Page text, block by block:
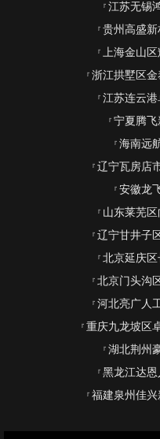
江苏无锡
贵州高盛新
上海金山区
浙江拱墅区金
江苏连云港
宁夏腾飞
海南远
辽宁瓦房店
安徽龙
山东莱芜区
辽宁甘井子
北京延庆区
北京门头沟
河北亮广人
重庆九龙坡区
湖北荆州
黑龙江达恩
福建泉州佳兴